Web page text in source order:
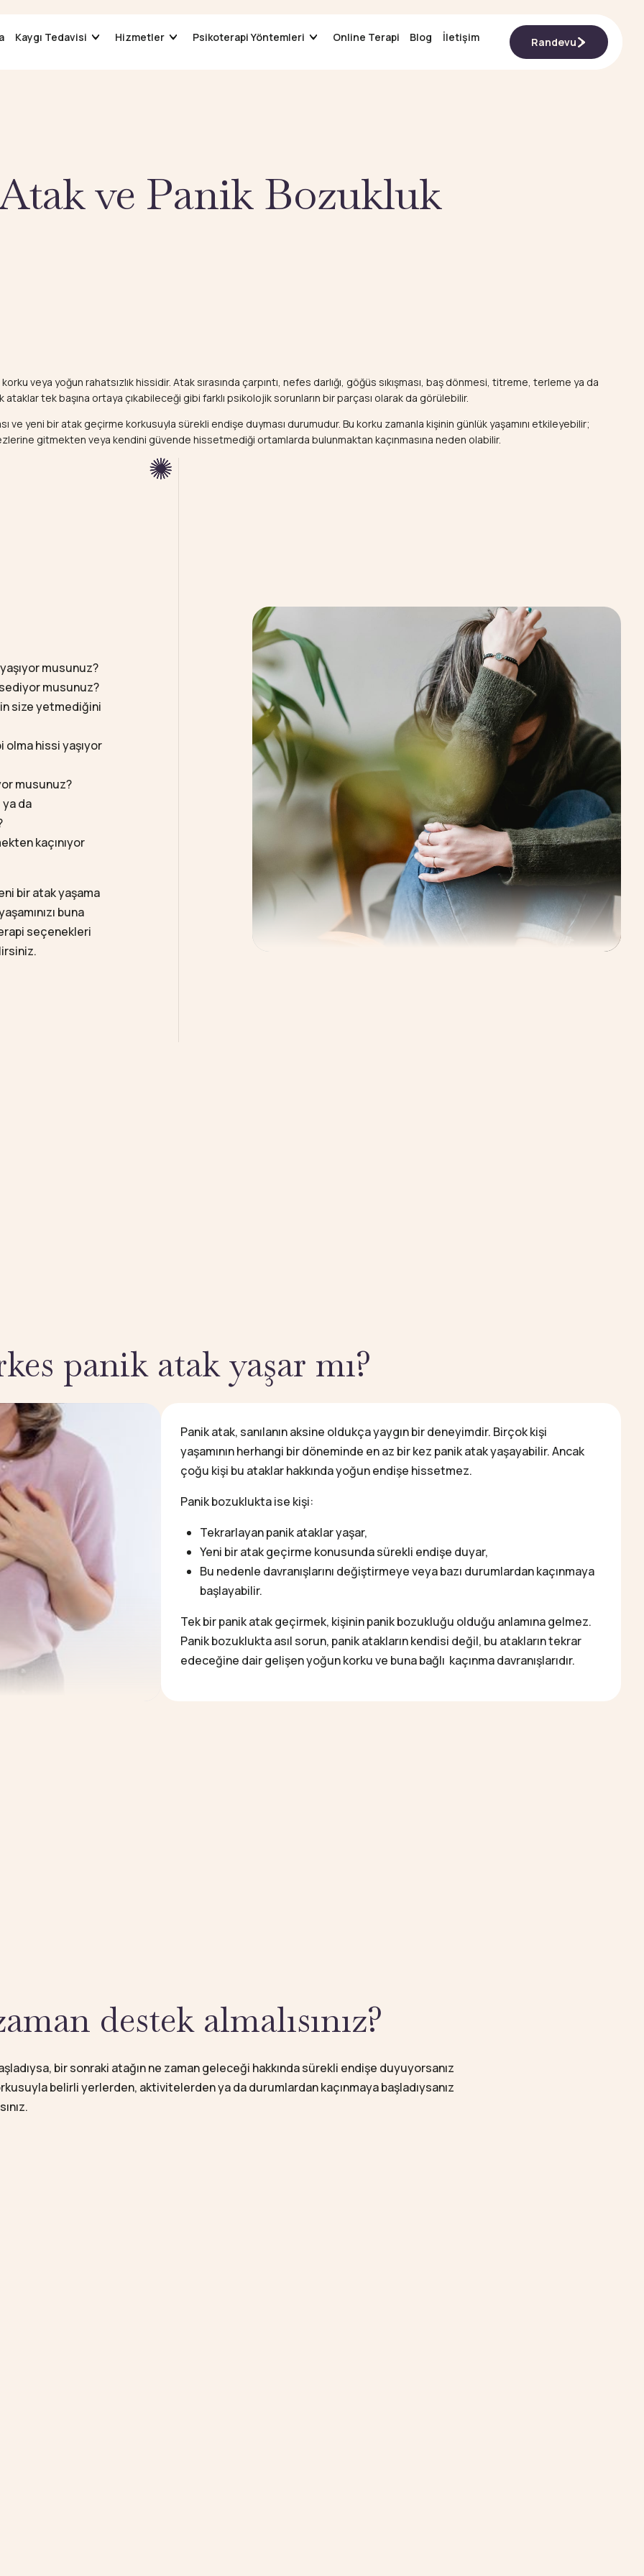
Kaygı Tedavisi Hizmetler Psikoterapi Yöntemleri Online Terapi Blog İletişim Randevu
Kaygı Tedavisi Hizmetler Psikoterapi Yöntemleri Online Terapi Blog İletişim Randevu
ve Panik Bozukluk
veya yoğun rahatsızlık hissidir. Atak sırasında çarpıntı, nefes darlığı, göğüs sıkışması, baş dönmesi, titreme, terleme ya da
tek başına ortaya çıkabileceği gibi farklı psikolojik sorunların bir parçası olarak da görülebilir.
ve yeni bir atak geçirme korkusuyla sürekli endişe duyması durumudur. Bu korku zamanla kişinin günlük yaşamını etkileyebilir;
gitmekten veya kendini güvende hissetmediği ortamlarda bulunmaktan kaçınmasına neden olabilir.
musunuz?
musunuz?
size yetmediğini
olma hissi yaşıyor
musunuz?
da
kaçınıyor
bir atak yaşama
buna
seçenekleri
panik atak yaşar mı?
Panik atak, sanılanın aksine oldukça yaygın bir deneyimdir. Birçok kişi
yaşamının herhangi bir döneminde en az bir kez panik atak yaşayabilir. Ancak
çoğu kişi bu ataklar hakkında yoğun endişe hissetmez.
Panik bozuklukta ise kişi:
Tekrarlayan panik ataklar yaşar,
Yeni bir atak geçirme konusunda sürekli endişe duyar,
Bu nedenle davranışlarını değiştirmeye veya bazı durumlardan kaçınmaya
başlayabilir.
Tek bir panik atak geçirmek, kişinin panik bozukluğu olduğu anlamına gelmez.
Panik bozuklukta asıl sorun, panik atakların kendisi değil, bu atakların tekrar
edeceğine dair gelişen yoğun korku ve buna bağlı kaçınma davranışlarıdır.
destek almalısınız?
bir sonraki atağın ne zaman geleceği hakkında sürekli endişe duyuyorsanız
belirli yerlerden, aktivitelerden ya da durumlardan kaçınmaya başladıysanız